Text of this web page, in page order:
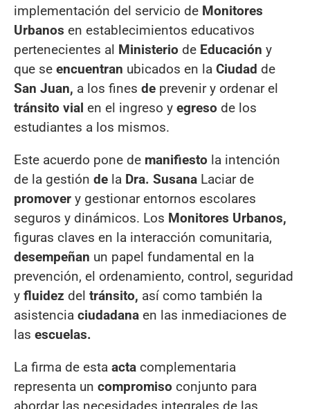
implementación del servicio de Monitores
Urbanos en establecimientos educativos
pertenecientes al Ministerio de Educación y
que se encuentran ubicados en la Ciudad de
San Juan, a los fines de prevenir y ordenar el
tránsito vial en el ingreso y egreso de los
estudiantes a los mismos.
Este acuerdo pone de manifiesto la intención
de la gestión de la Dra. Susana Laciar de
promover y gestionar entornos escolares
seguros y dinámicos. Los Monitores Urbanos,
figuras claves en la interacción comunitaria,
desempeñan un papel fundamental en la
prevención, el ordenamiento, control, seguridad
y fluidez del tránsito, así como también la
asistencia ciudadana en las inmediaciones de
las escuelas.
La firma de esta acta complementaria
representa un compromiso conjunto para